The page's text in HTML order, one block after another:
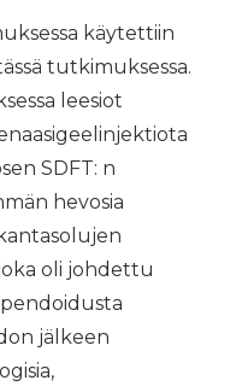
käytettiin
tutkimuksessa.
leesiot
SDFT: n
hevosia
oli johdettu
jälkeen